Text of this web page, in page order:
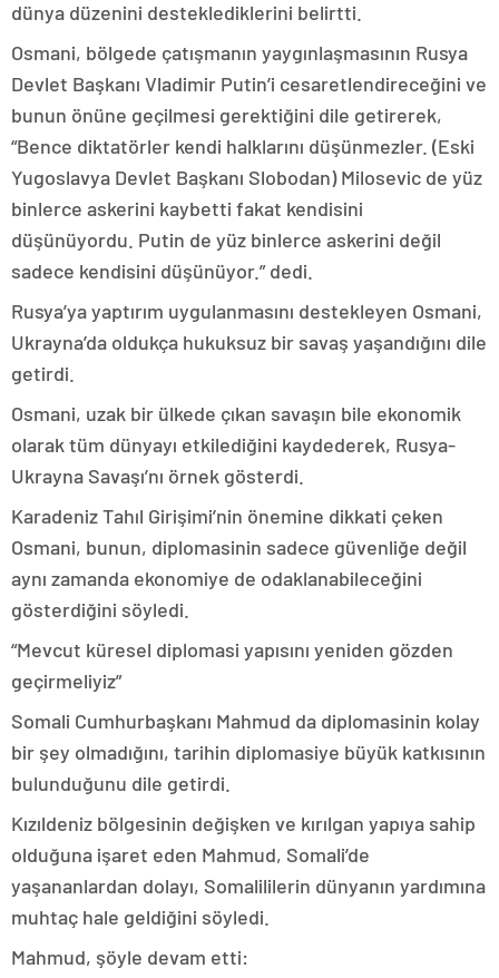
dünya düzenini desteklediklerini belirtti.
Osmani, bölgede çatışmanın yaygınlaşmasının Rusya
Devlet Başkanı Vladimir Putin’i cesaretlendireceğini ve
bunun önüne geçilmesi gerektiğini dile getirerek,
“Bence diktatörler kendi halklarını düşünmezler. (Eski
Yugoslavya Devlet Başkanı Slobodan) Milosevic de yüz
binlerce askerini kaybetti fakat kendisini
düşünüyordu. Putin de yüz binlerce askerini değil
sadece kendisini düşünüyor.” dedi.
Rusya’ya yaptırım uygulanmasını destekleyen Osmani,
Ukrayna’da oldukça hukuksuz bir savaş yaşandığını dile
getirdi.
Osmani, uzak bir ülkede çıkan savaşın bile ekonomik
olarak tüm dünyayı etkilediğini kaydederek, Rusya-
Ukrayna Savaşı’nı örnek gösterdi.
Karadeniz Tahıl Girişimi’nin önemine dikkati çeken
Osmani, bunun, diplomasinin sadece güvenliğe değil
aynı zamanda ekonomiye de odaklanabileceğini
gösterdiğini söyledi.
“Mevcut küresel diplomasi yapısını yeniden gözden
geçirmeliyiz”
Somali Cumhurbaşkanı Mahmud da diplomasinin kolay
bir şey olmadığını, tarihin diplomasiye büyük katkısının
bulunduğunu dile getirdi.
Kızıldeniz bölgesinin değişken ve kırılgan yapıya sahip
olduğuna işaret eden Mahmud, Somali’de
yaşananlardan dolayı, Somalililerin dünyanın yardımına
muhtaç hale geldiğini söyledi.
Mahmud, şöyle devam etti: